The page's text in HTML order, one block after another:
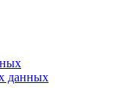
данных